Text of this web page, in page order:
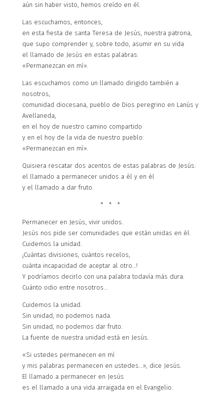
aún sin haber visto, hemos creído en él.
Las escuchamos, entonces,
en esta fiesta de santa Teresa de Jesús, nuestra patrona,
que supo comprender y, sobre todo, asumir en su vida
el llamado de Jesús en estas palabras:
«Permanezcan en mí».
Las escuchamos como un llamado dirigido también a
nosotros,
comunidad diocesana, pueblo de Dios peregrino en Lanús y
Avellaneda,
en el hoy de nuestro camino compartido
y en el hoy de la vida de nuestro pueblo:
«Permanezcan en mí».
Quisiera rescatar dos acentos de estas palabras de Jesús:
el llamado a permanecer unidos a él y en él
y el llamado a dar fruto.
* * *
Permanecer en Jesús, vivir unidos.
Jesús nos pide ser comunidades que están unidas en él.
Cuidemos la unidad.
¡Cuántas divisiones, cuántos recelos,
cuánta incapacidad de aceptar al otro…!
Y podríamos decirlo con una palabra todavía más dura:
Cuánto odio entre nosotros…
Cuidemos la unidad.
Sin unidad, no podemos nada.
Sin unidad, no podemos dar fruto.
La fuente de nuestra unidad está en Jesús.
«Si ustedes permanecen en mí
y mis palabras permanecen en ustedes…», dice Jesús.
El llamado a permanecer en Jesús
es el llamado a una vida arraigada en el Evangelio.